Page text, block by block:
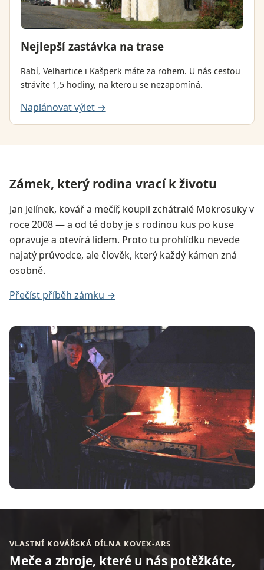
Nejlepší zastávka na trase
Rabí, Velhartice i Kašperk máte za rohem. U nás cestou
strávíte 1,5 hodiny, na kterou se nezapomíná.
Naplánovat výlet →
Zámek, který rodina vrací k životu
Jan Jelínek, kovář a mečíř, koupil zchátralé Mokrosuky v
roce 2008 — a od té doby je s rodinou kus po kuse
opravuje a otevírá lidem. Proto tu prohlídku nevede
najatý průvodce, ale člověk, který každý kámen zná
osobně.
Přečíst příběh zámku →
VLASTNÍ KOVÁŘSKÁ DÍLNA KOVEX-ARS
Meče a zbroje, které u nás potěžkáte,